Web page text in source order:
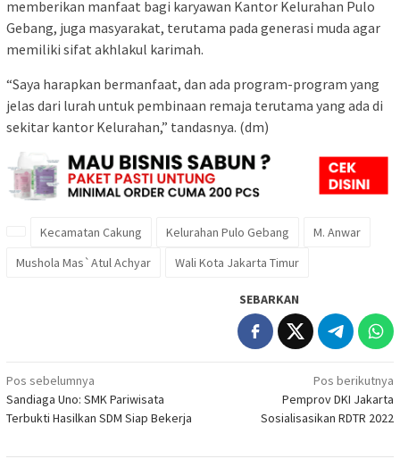
memberikan manfaat bagi karyawan Kantor Kelurahan Pulo
Gebang, juga masyarakat, terutama pada generasi muda agar
memiliki sifat akhlakul karimah.
“Saya harapkan bermanfaat, dan ada program-program yang
jelas dari lurah untuk pembinaan remaja terutama yang ada di
sekitar kantor Kelurahan,” tandasnya. (dm)
Kecamatan Cakung Kelurahan Pulo Gebang
M. Anwar
Mushola Mas`Atul Achyar
Wali Kota Jakarta Timur
SEBARKAN
Navigasi
pos
Pos sebelumnya
Sandiaga Uno: SMK Pariwisata
Terbukti Hasilkan SDM Siap Bekerja
Pos berikutnya
Pemprov DKI Jakarta
Sosialisasikan RDTR 2022